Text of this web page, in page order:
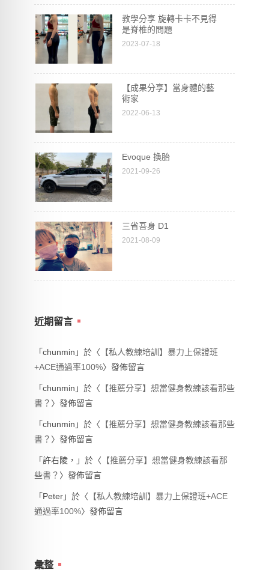
教學分享 旋轉卡卡不見得
是脊椎的問題
2023-07-18
【成果分享】當身體的藝
術家
2022-06-13
Evoque 換胎
2021-09-26
三省吾身 D1
2021-08-09
近期留言
「chunmin 」於〈 【私人教練培訓】暴力上保證班
+ACE通過率100%〉發佈留言
「chunmin 」於〈 【推薦分享】想當健身教練該看那些
書？ 〉發佈留言
「chunmin 」於〈 【推薦分享】想當健身教練該看那些
書？ 〉發佈留言
「許右陵， 」於〈 【推薦分享】想當健身教練該看那
些書？ 〉發佈留言
「 Peter」於〈 【私人教練培訓】暴力上保證班+ACE
通過率100%〉發佈留言
彙整